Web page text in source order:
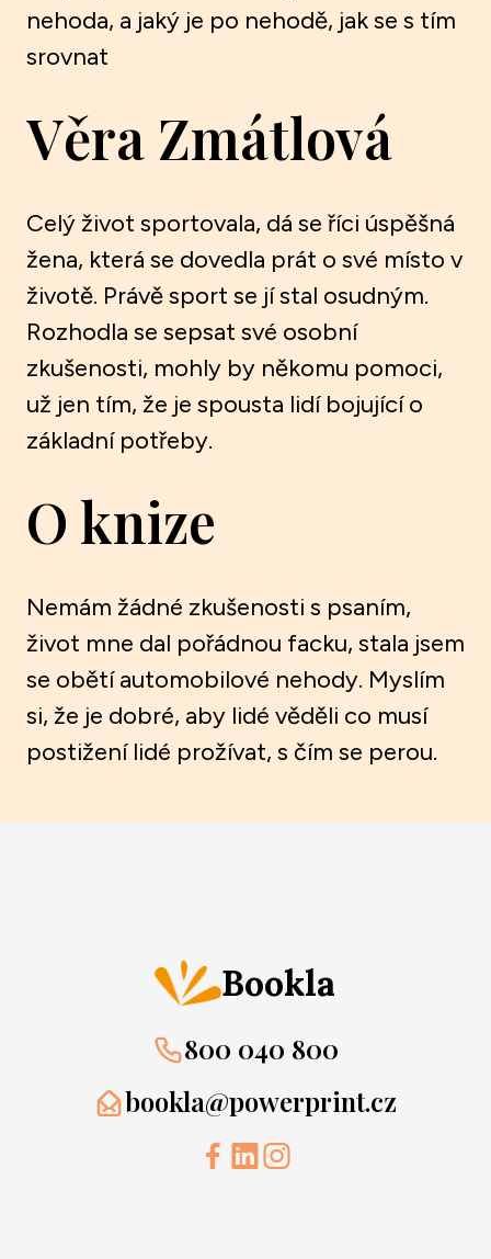
nehoda, a jaký je po nehodě, jak se s tím
srovnat
Věra Zmátlová
Celý život sportovala, dá se říci úspěšná
žena, která se dovedla prát o své místo v
životě. Právě sport se jí stal osudným.
Rozhodla se sepsat své osobní
zkušenosti, mohly by někomu pomoci,
už jen tím, že je spousta lidí bojující o
základní potřeby.
O knize
Nemám žádné zkušenosti s psaním,
život mne dal pořádnou facku, stala jsem
se obětí automobilové nehody. Myslím
si, že je dobré, aby lidé věděli co musí
postižení lidé prožívat, s čím se perou.
Bookla
800 040 800
bookla@powerprint.cz